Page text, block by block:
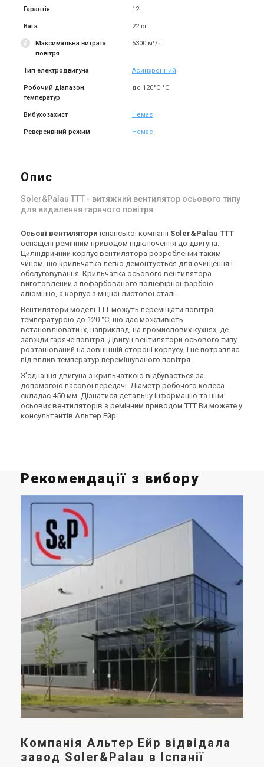
Гарантія 12
Вага 22 кг
Максимальна витрата
повітря
5300 м³/ч
Тип електродвигуна Асинхронний
Робочий діапазон
температур
до 120°C °С
Вибухозахист Немає
Реверсивний режим Немає
Опис
Soler&Palau TTT - витяжний вентилятор осьового типу
для видалення гарячого повітря
Осьові вентилятори іспанської компанії Soler&Palau TTT
оснащені ремінним приводом підключення до двигуна.
Циліндричний корпус вентилятора розроблений таким
чином, що крильчатка легко демонтується для очищення і
обслуговування. Крильчатка осьового вентилятора
виготовлений з пофарбованого поліефірної фарбою
алюмінію, а корпус з міцної листової сталі.
Вентилятори моделі TTT можуть переміщати повітря
температурою до 120 °C, що дає можливість
встановлювати їх, наприклад, на промислових кухнях, де
завжди гаряче повітря. Двигун вентилятори осьового типу
розташований на зовнішній стороні корпусу, і не потрапляє
під вплив температур переміщуваного повітря.
З'єднання двигуна з крильчаткою відбувається за
допомогою пасової передачі. Діаметр робочого колеса
складає 450 мм. Дізнатися детальну інформацію та ціни
осьових вентиляторів з ремінним приводом TTT Ви можете у
консультантів Альтер Ейр.
Рекомендації з вибору
Компанія Альтер Ейр відвідала
завод Soler&Palau в Іспанії